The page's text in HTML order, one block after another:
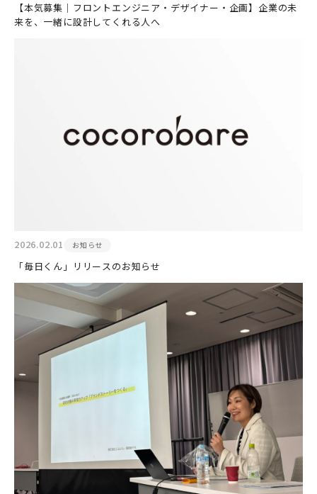
【本気募集｜フロントエンジニア・デザイナー・企画】企業の未
来を、一緒に設計してくれる人へ
2026.02.01 お知らせ
「毎日くん」リリースのお知らせ